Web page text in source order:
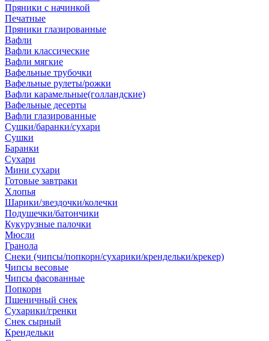
Пряники с начинкой
Печатные
Пряники глазированные
Вафли
Вафли классические
Вафли мягкие
Вафельные трубочки
Вафельные рулеты/рожки
Вафли карамельные(голландские)
Вафельные десерты
Вафли глазированные
Сушки/баранки/сухари
Сушки
Баранки
Сухари
Мини сухари
Готовые завтраки
Хлопья
Шарики/звездочки/колечки
Подушечки/батончики
Кукурузные палочки
Мюсли
Гранола
Снеки (чипсы/попкорн/сухарики/крендельки/крекер)
Чипсы весовые
Чипсы фасованные
Попкорн
Пшеничный снек
Сухарики/гренки
Снек сырный
Крендельки